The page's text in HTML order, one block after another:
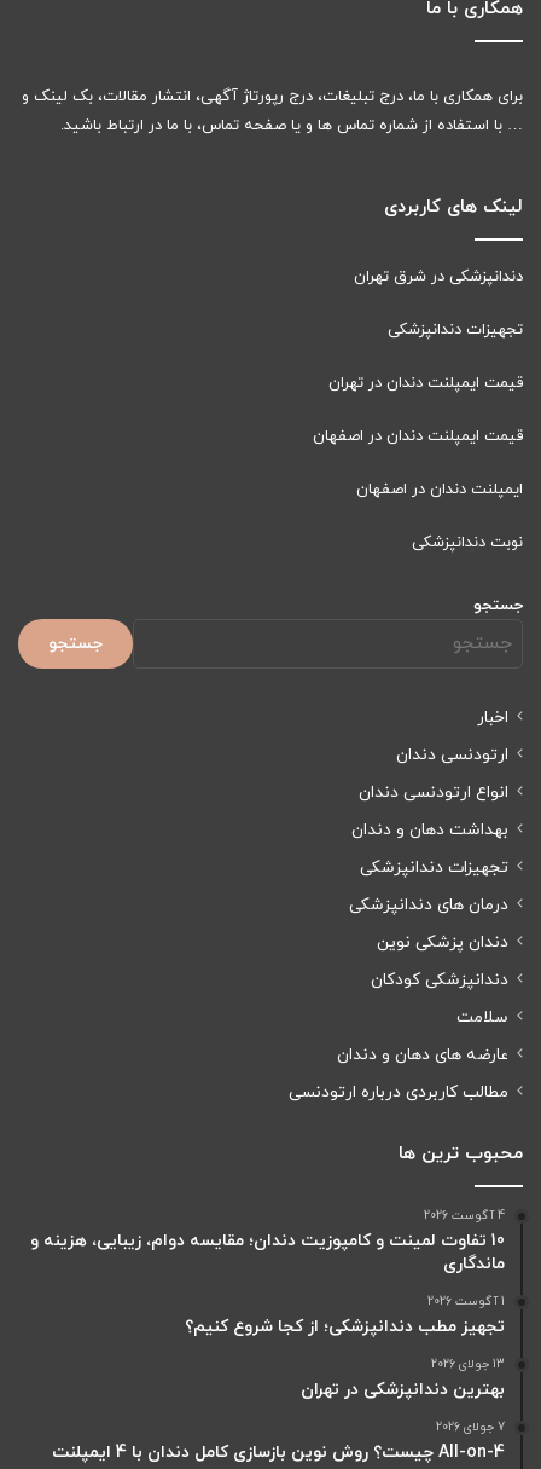
همکاری با ما
برای همکاری با ما، درج تبلیغات، درج رپورتاژ آگهی، انتشار مقالات، بک لینک و
… با استفاده از شماره تماس ها و یا صفحه تماس، با ما در ارتباط باشید.
لینک های کاربردی
دندانپزشکی در شرق تهران
تجهیزات دندانپزشکی
قیمت ایمپلنت دندان در تهران
قیمت ایمپلنت دندان در اصفهان
ایمپلنت دندان در اصفهان
نوبت دندانپزشکی
جستجو
جستجو
اخبار
ارتودنسی دندان
انواع ارتودنسی دندان
بهداشت دهان و دندان
تجهیزات دندانپزشکی
درمان های دندانپزشکی
دندان پزشکی نوین
دندانپزشکی کودکان
سلامت
عارضه های دهان و دندان
مطالب کاربردی درباره ارتودنسی
محبوب ترین ها
4 آگوست 2026
10 تفاوت لمینت و کامپوزیت دندان؛ مقایسه دوام، زیبایی، هزینه و
ماندگاری
1 آگوست 2026
تجهیز مطب دندانپزشکی؛ از کجا شروع کنیم؟
13 جولای 2026
بهترین دندانپزشکی در تهران
7 جولای 2026
All-on-4 چیست؟ روش نوین بازسازی کامل دندان با 4 ایمپلنت